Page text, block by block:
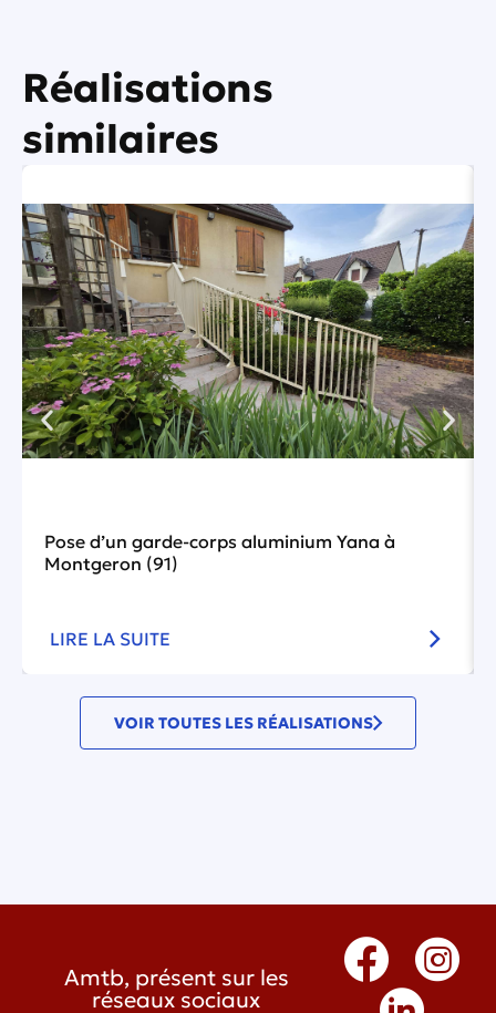
Réalisations
similaires
Pose d’un garde-corps aluminium Yana à
Montgeron (91)
LIRE LA SUITE
VOIR TOUTES LES RÉALISATIONS
Amtb, présent sur les
réseaux sociaux